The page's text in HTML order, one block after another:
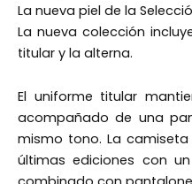
La nueva piel de la
La nueva colección
titular y la alterna.
El uniforme titular
acompañado de una
mismo tono. La
últimas ediciones con